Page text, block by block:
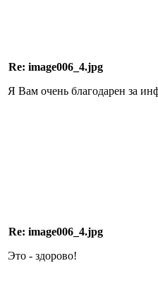
Re: image006_4.jpg
Я Вам очень благодарен за
Re: image006_4.jpg
Это - здорово!